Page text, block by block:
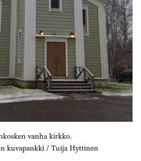
vanha kirkko.
kuvapankki / Tuija Hyttinen